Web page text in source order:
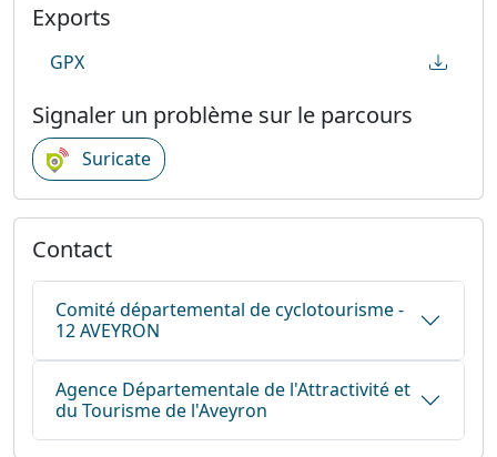
Exports
GPX
Signaler un problème sur le parcours
Suricate
Contact
Comité départemental de cyclotourisme -
12 AVEYRON
Agence Départementale de l'Attractivité et
du Tourisme de l'Aveyron